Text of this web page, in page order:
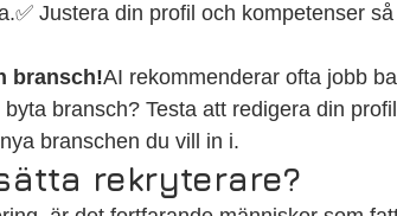
Justera din profil och kompetenser
bransch!AI rekommenderar ofta jobb
bransch? Testa att redigera din
branschen du vill in i.
rekryterare?